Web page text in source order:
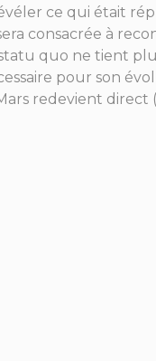
ce qui était
consacrée à
quo ne tient
pour son
redevient direct